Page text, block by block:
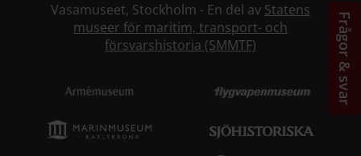
Frågor & svar
Vasamuseet, Stockholm - En del av Statens
museer för maritim, transport- och
försvarshistoria (SMMTF)